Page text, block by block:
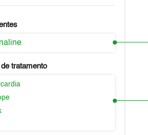
tratamento